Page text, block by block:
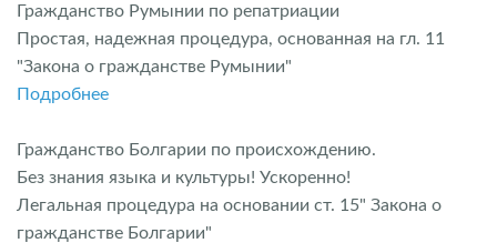
Гражданство Румынии по репатриации
Простая, надежная процедура, основанная на гл. 11
"Закона о гражданстве Румынии"
Подробнее
Гражданство Болгарии по происхождению.
Без знания языка и культуры! Ускоренно!
Легальная процедура на основании ст. 15" Закона о
гражданстве Болгарии"